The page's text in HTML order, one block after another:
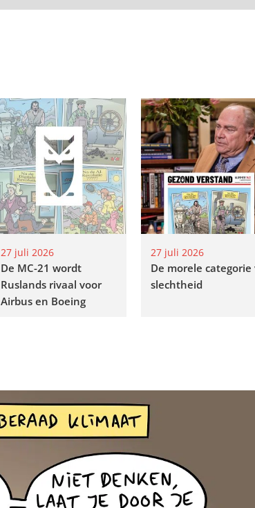
27 juli 2026
De MC-21 wordt
Ruslands rivaal voor
Airbus en Boeing
27 juli 2026
De morele categorie
slechtheid